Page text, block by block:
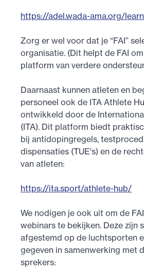
https://adel.wada-ama.org/learn
Zorg er wel voor dat je “FAI”
organisatie. (Dit helpt de FAI
platform van verdere
Daarnaast kunnen atleten en
personeel ook de ITA Athlete
ontwikkeld door de
(ITA). Dit platform biedt
bij antidopingregels,
dispensaties (TUE's) en de
van atleten:
https://ita.sport/athlete-hub/
We nodigen je ook uit om de
webinars te bekijken. Deze zijn
afgestemd op de luchtsporten
gegeven in samenwerking met
sprekers: